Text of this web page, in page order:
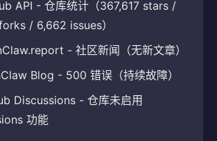
API - 仓库统计（367,617 stars /
/ 6,662 issues）
- 社区新闻（无新文章）
Blog - 500 错误（持续故障）
Discussions - 仓库未启用
功能